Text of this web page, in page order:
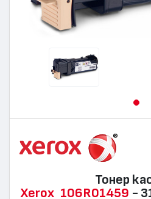
Тонер
Xerox 106R01459 -